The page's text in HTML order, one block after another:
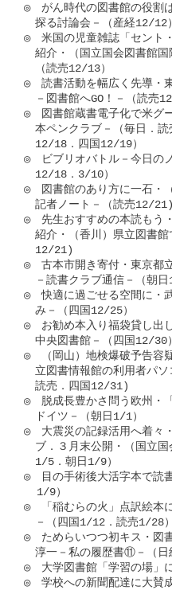
◎　がん時代の図書館の役割
探る討論会－（産経12/12）
◎　米国の児童雑誌「セント
紹介・（国立国会図書館国
（読売12/13）
◎　読書活動を幅広く先導・
－図書館へGO！－（読売
◎　図書館蔵書電子化で米グ
本ペンクラブ－（毎日．読
12/18．四国12/19）
◎　ビブリオバトル－今日の
12/18．3/10）
◎　図書館のあり方に一石・
記者ノート－（読売12/21)
◎　先生おすすめの本読もう
紹介・（香川）県立図書館
12/21)
◎　古本市開き寄付・東京都
－読書クラブ通信－（朝日
◎　快適に過ごせる空間に・
み－（四国12/25）
◎　お勧め本入り福袋貸し出
中央図書館－（四国12/30）
◎　（岡山）地検爆破予告容
立図書情報館の利用者パソ
読売．四国12/31)
◎　脱成長豊かさ問う欧州・
ドイツ－（朝日1/1）
◎　大震災の記録活用へ着々
ブ．３月末公開・（国立
1/5．朝日1/9）
◎　目の手術後大活字本で読
  1/9）
◎　「稲むらの火」点訳絵本
－（四国1/12．読売1/28）
◎　ためらいつつ初キス・図
淳一－私の履歴書⑪－（日
◎　大学図書館「学習の場」
◎　学校への新聞配達に大賛